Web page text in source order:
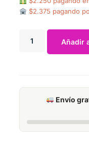
$2.375 pagando
Añadir
Envío